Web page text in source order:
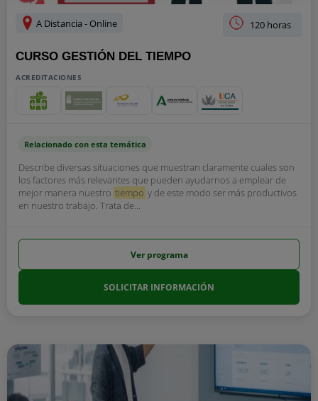
A Distancia - Online 120 horas
CURSO GESTIÓN DEL TIEMPO
ACREDITACIONES
Relacionado con esta temática
Describe diversas situaciones que muestran claramente cuales son
los factores más relevantes que pueden ayudarnos a emplear de
mejor manera nuestro tiempo y de este modo ser más productivos
en nuestro trabajo. Trata de...
Ver programa
SOLICITAR INFORMACIÓN